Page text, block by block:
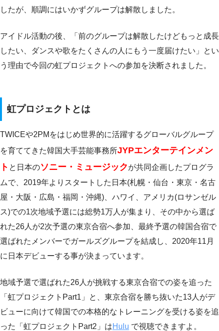
したが、順調にはいかずグループは解散しました。
アイドル活動の後、「前のグループは解散したけどもっと成長
したい、ダンスや歌をたくさんの人にもう一度届けたい」とい
う理由で今回の虹プロジェクトへの参加を決断されました。
虹プロジェクトとは
TWICEや2PMをはじめ世界的に活躍するグローバルグループ
を育ててきた韓国大手芸能事務所JYPエンターテインメン
ト と日本のソニー・ミュージックが共同企画したプログラ
ムで、2019年よりスタートした日本(札幌・仙台・東京・名古
屋・大阪・広島・福岡・沖縄)、ハワイ、アメリカ(ロサンゼル
ス)での1次地域予選には総勢1万人が集まり、その中から選ば
れた26人が2次予選の東京合宿へ参加、最終予選の韓国合宿で
選ばれたメンバーでガールズグループを結成し、2020年11月
に日本デビューする事が決まっています。
地域予選で選ばれた26人が挑戦する東京合宿での姿を追った
「虹プロジェクトPart1」と、東京合宿を勝ち抜いた13人がデ
ビューに向けて韓国での本格的なトレーニングを受ける姿を追
った「虹プロジェクトPart2」はHulu で視聴できますよ。